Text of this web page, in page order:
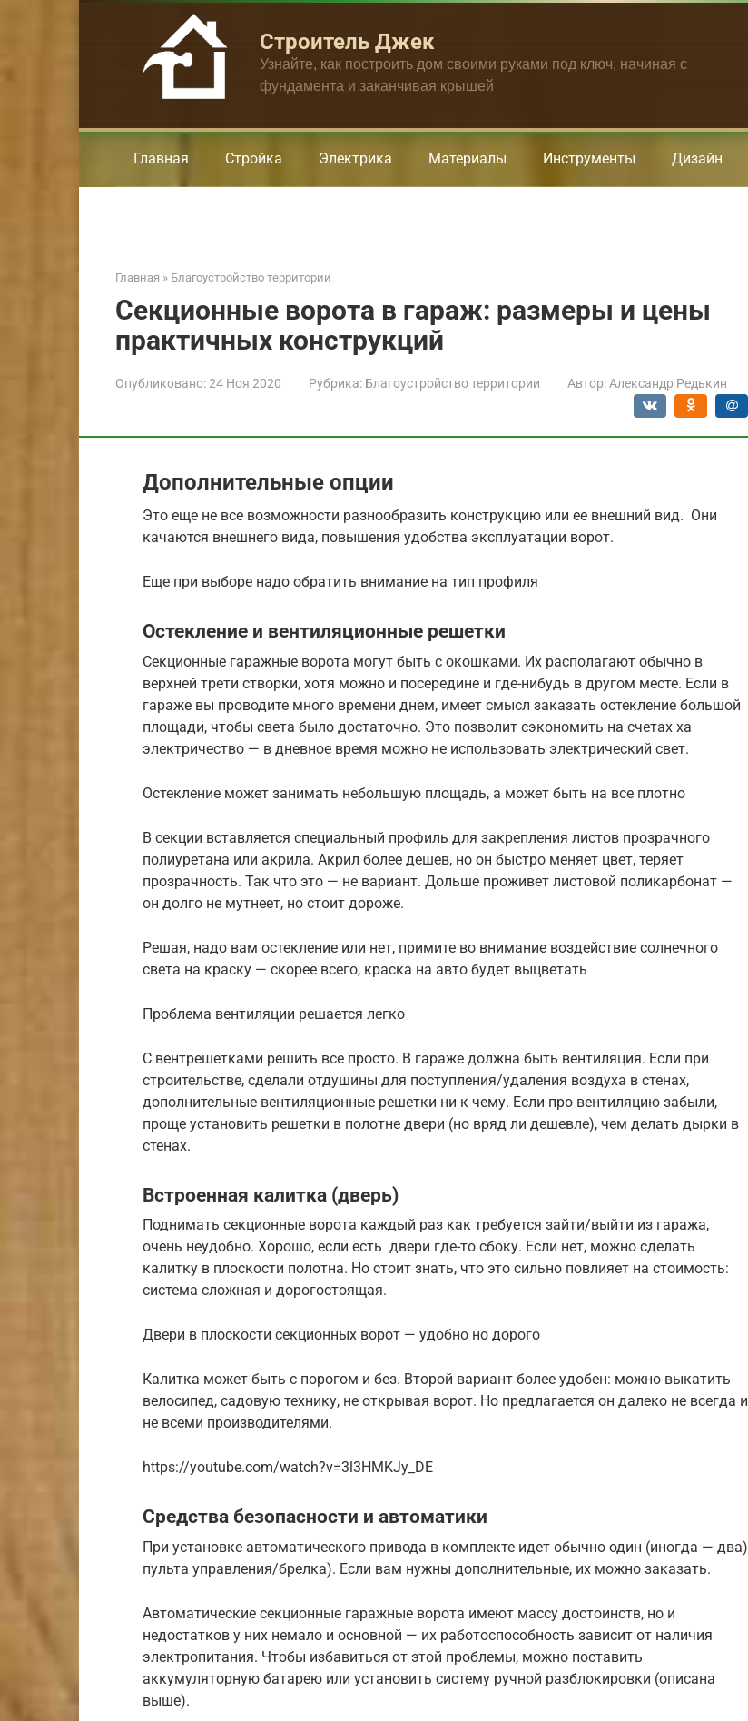
Строитель Джек
Узнайте, как построить дом своими руками под ключ, начиная с
фундамента и заканчивая крышей
Главная Стройка Электрика Материалы Инструменты Дизайн
Главная » Благоустройство территории
Секционные ворота в гараж: размеры и цены
практичных конструкций
Опубликовано:24 Ноя 2020 Рубрика: Благоустройство территории Автор: Александр Редькин
Дополнительные опции
Это еще не все возможности разнообразить конструкцию или ее внешний вид. Они
качаются внешнего вида, повышения удобства эксплуатации ворот.
Еще при выборе надо обратить внимание на тип профиля
Остекление и вентиляционные решетки
Секционные гаражные ворота могут быть с окошками. Их располагают обычно в
верхней трети створки, хотя можно и посередине и где-нибудь в другом месте. Если в
гараже вы проводите много времени днем, имеет смысл заказать остекление большой
площади, чтобы света было достаточно. Это позволит сэкономить на счетах ха
электричество — в дневное время можно не использовать электрический свет.
Остекление может занимать небольшую площадь, а может быть на все плотно
В секции вставляется специальный профиль для закрепления листов прозрачного
полиуретана или акрила. Акрил более дешев, но он быстро меняет цвет, теряет
прозрачность. Так что это — не вариант. Дольше проживет листовой поликарбонат —
он долго не мутнеет, но стоит дороже.
Решая, надо вам остекление или нет, примите во внимание воздействие солнечного
света на краску — скорее всего, краска на авто будет выцветать
Проблема вентиляции решается легко
С вентрешетками решить все просто. В гараже должна быть вентиляция. Если при
строительстве, сделали отдушины для поступления/удаления воздуха в стенах,
дополнительные вентиляционные решетки ни к чему. Если про вентиляцию забыли,
проще установить решетки в полотне двери (но вряд ли дешевле), чем делать дырки в
стенах.
Встроенная калитка (дверь)
Поднимать секционные ворота каждый раз как требуется зайти/выйти из гаража,
очень неудобно. Хорошо, если есть двери где-то сбоку. Если нет, можно сделать
калитку в плоскости полотна. Но стоит знать, что это сильно повлияет на стоимость:
система сложная и дорогостоящая.
Двери в плоскости секционных ворот — удобно но дорого
Калитка может быть с порогом и без. Второй вариант более удобен: можно выкатить
велосипед, садовую технику, не открывая ворот. Но предлагается он далеко не всегда и
не всеми производителями.
https://youtube.com/watch?v=3l3HMKJy_DE
Средства безопасности и автоматики
При установке автоматического привода в комплекте идет обычно один (иногда — два)
пульта управления/брелка). Если вам нужны дополнительные, их можно заказать.
Автоматические секционные гаражные ворота имеют массу достоинств, но и
недостатков у них немало и основной — их работоспособность зависит от наличия
электропитания. Чтобы избавиться от этой проблемы, можно поставить
аккумуляторную батарею или установить систему ручной разблокировки (описана
выше).